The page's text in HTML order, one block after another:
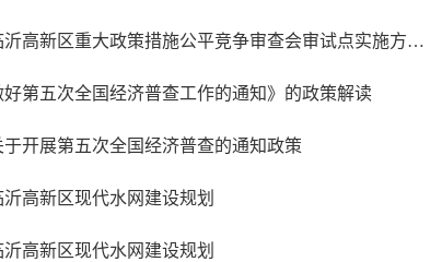
专家解读：临沂高新区重大政策措施公平竞争审查会审试点实施方案的通知
好第五次全国经济普查工作的通知》的政策解读
开展第五次全国经济普查的通知政策
高新区现代水网建设规划
高新区现代水网建设规划